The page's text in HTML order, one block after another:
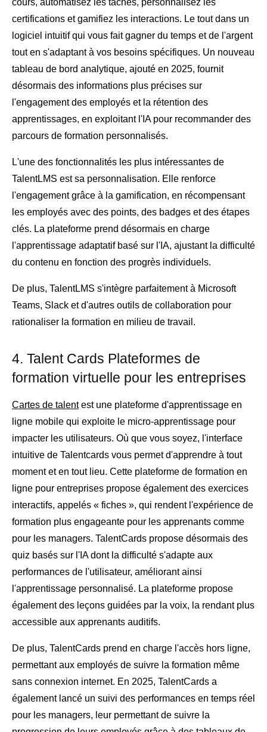
cours, automatisez les tâches, personnalisez les
certifications et gamifiez les interactions. Le tout dans un
logiciel intuitif qui vous fait gagner du temps et de l'argent
tout en s'adaptant à vos besoins spécifiques. Un nouveau
tableau de bord analytique, ajouté en 2025, fournit
désormais des informations plus précises sur
l'engagement des employés et la rétention des
apprentissages, en exploitant l'IA pour recommander des
parcours de formation personnalisés.
L'une des fonctionnalités les plus intéressantes de
TalentLMS est sa personnalisation. Elle renforce
l'engagement grâce à la gamification, en récompensant
les employés avec des points, des badges et des étapes
clés. La plateforme prend désormais en charge
l'apprentissage adaptatif basé sur l'IA, ajustant la difficulté
du contenu en fonction des progrès individuels.
De plus, TalentLMS s'intègre parfaitement à Microsoft
Teams, Slack et d'autres outils de collaboration pour
rationaliser la formation en milieu de travail.
4. Talent Cards Plateformes de
formation virtuelle pour les entreprises
Cartes de talentest une plateforme d'apprentissage en
ligne mobile qui exploite le micro-apprentissage pour
impacter les utilisateurs. Où que vous soyez, l'interface
intuitive de Talentcards vous permet d'apprendre à tout
moment et en tout lieu. Cette plateforme de formation en
ligne pour entreprises propose également des exercices
interactifs, appelés « fiches », qui rendent l'expérience de
formation plus engageante pour les apprenants comme
pour les managers. TalentCards propose désormais des
quiz basés sur l'IA dont la difficulté s'adapte aux
performances de l'utilisateur, améliorant ainsi
l'apprentissage personnalisé. La plateforme propose
également des leçons guidées par la voix, la rendant plus
accessible aux apprenants auditifs.
De plus, TalentCards prend en charge l'accès hors ligne,
permettant aux employés de suivre la formation même
sans connexion internet. En 2025, TalentCards a
également lancé un suivi des performances en temps réel
pour les managers, leur permettant de suivre la